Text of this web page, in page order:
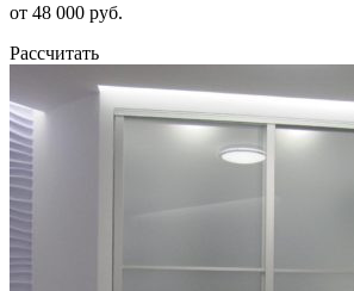
от 48 000 руб.
Рассчитать